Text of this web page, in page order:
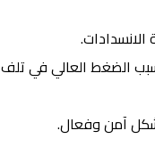
الضغط العالي في تلف
آمن وفعال.